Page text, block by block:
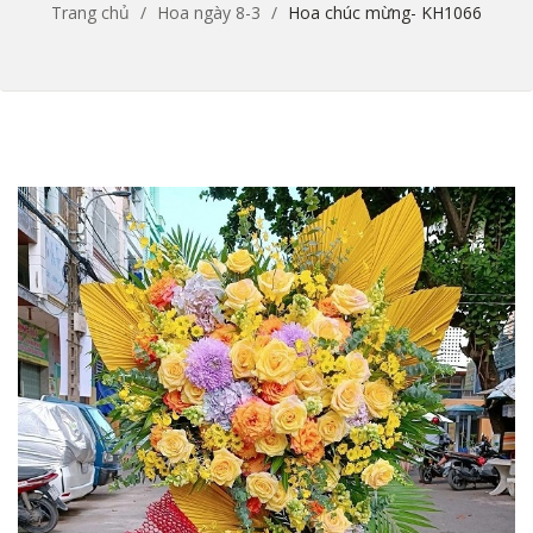
Trang chủ / Hoa ngày 8-3 / Hoa chúc mừng- KH1066